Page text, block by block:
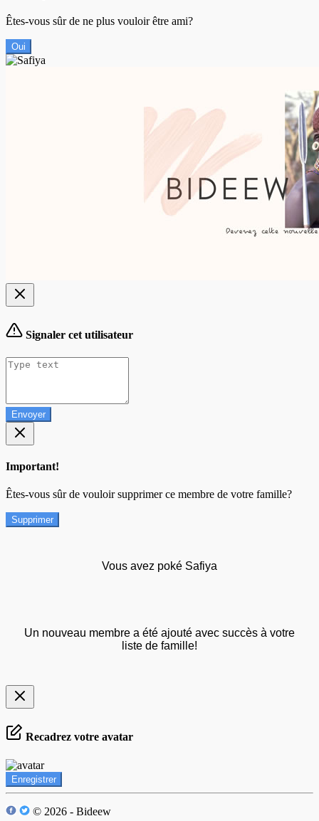
Êtes-vous sûr de ne plus vouloir être ami?
Oui
Signaler cet utilisateur
Envoyer
Important!
Êtes-vous sûr de vouloir supprimer ce membre de votre famille?
Supprimer
Vous avez poké Safiya
Un nouveau membre a été ajouté avec succès à votre
liste de famille!
Recadrez votre avatar
Enregistrer
© 2026 - Bideew